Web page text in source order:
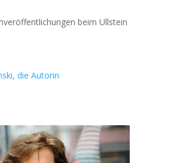
beim Ullstein
die Autorin